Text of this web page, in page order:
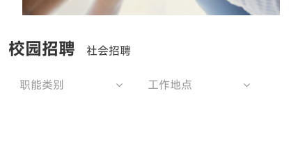
校园招聘 社会招聘
职能类别 工作地点